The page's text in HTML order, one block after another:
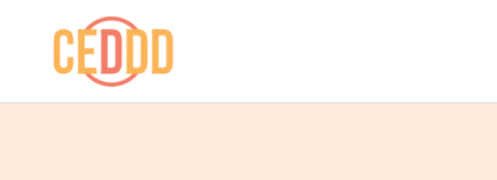
Saltar al contenido